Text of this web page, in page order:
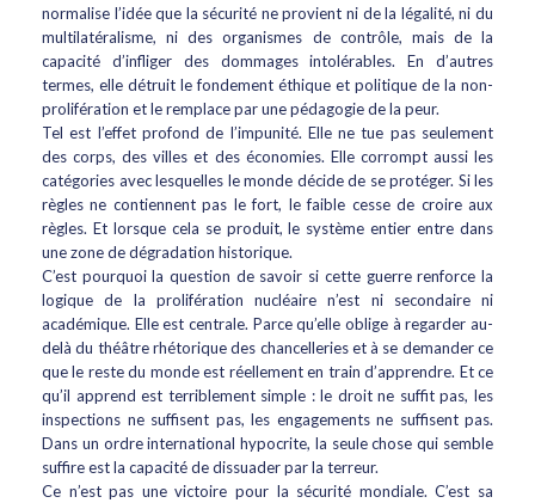
normalise l’idée que la sécurité ne provient ni de la légalité, ni du
multilatéralisme, ni des organismes de contrôle, mais de la
capacité d’infliger des dommages intolérables. En d’autres
termes, elle détruit le fondement éthique et politique de la non-
prolifération et le remplace par une pédagogie de la peur.
Tel est l’effet profond de l’impunité. Elle ne tue pas seulement
des corps, des villes et des économies. Elle corrompt aussi les
catégories avec lesquelles le monde décide de se protéger. Si les
règles ne contiennent pas le fort, le faible cesse de croire aux
règles. Et lorsque cela se produit, le système entier entre dans
une zone de dégradation historique.
C’est pourquoi la question de savoir si cette guerre renforce la
logique de la prolifération nucléaire n’est ni secondaire ni
académique. Elle est centrale. Parce qu’elle oblige à regarder au-
delà du théâtre rhétorique des chancelleries et à se demander ce
que le reste du monde est réellement en train d’apprendre. Et ce
qu’il apprend est terriblement simple : le droit ne suffit pas, les
inspections ne suffisent pas, les engagements ne suffisent pas.
Dans un ordre international hypocrite, la seule chose qui semble
suffire est la capacité de dissuader par la terreur.
Ce n’est pas une victoire pour la sécurité mondiale. C’est sa